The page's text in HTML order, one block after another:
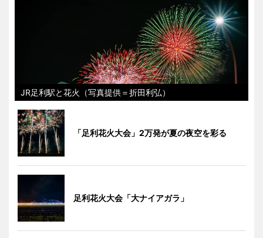
JR足利駅と花火（写真提供＝折田利弘）
「足利花火大会」2万発が夏の夜空を彩る
足利花火大会「大ナイアガラ」